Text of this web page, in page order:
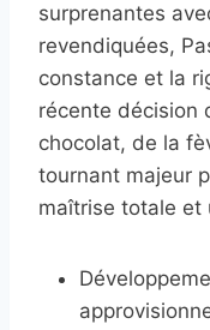
surprenantes
revendiquées,
constance et la
récente décision
chocolat, de la
tournant majeur
maîtrise totale et